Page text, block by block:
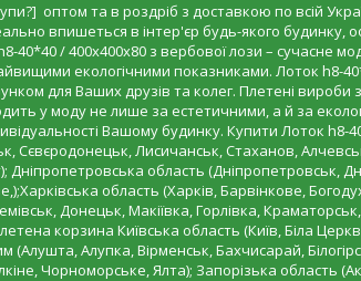
оптом та в роздріб з доставкою по всій
впишеться в інтер'єр будь-якого будинку,
40*40 / 400х400х80 з вербової лози – сучасне
екологічними показниками. Лоток h8-
для Ваших друзів та колег. Плетені вироби
у моду не лише за естетичними, а й за
Вашому будинку. Купити Лоток
Сєвєродонецьк, Лисичанськ, Стаханов,
область (Дніпропетровськ,
область (Харків, Барвінкове,
Донецьк, Макіївка, Горлівка,
корзина Київська область (Київ, Біла
Алупка, Вірменськ, Бахчисарай,
Чорноморське, Ялта); Запорізька область